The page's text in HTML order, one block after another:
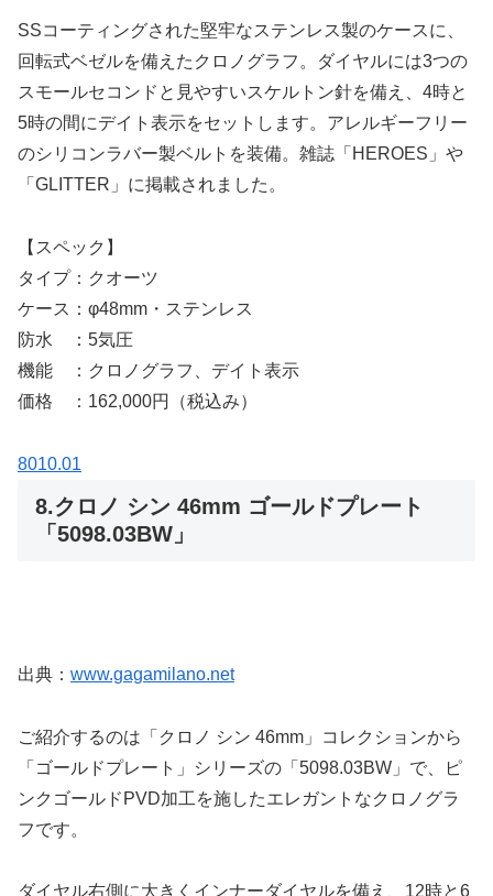
SSコーティングされた堅牢なステンレス製のケースに、
回転式ベゼルを備えたクロノグラフ。ダイヤルには3つの
スモールセコンドと見やすいスケルトン針を備え、4時と
5時の間にデイト表示をセットします。アレルギーフリー
のシリコンラバー製ベルトを装備。雑誌「HEROES」や
「GLITTER」に掲載されました。
【スペック】
タイプ：クオーツ
ケース：φ48mm・ステンレス
防水 ：5気圧
機能 ：クロノグラフ、デイト表示
価格 ：162,000円（税込み）
8010.01
8.クロノ シン 46mm ゴールドプレート
「5098.03BW」
出典： www.gagamilano.net
ご紹介するのは「クロノ シン 46mm」コレクションから
「ゴールドプレート」シリーズの「5098.03BW」で、ピ
ンクゴールドPVD加工を施したエレガントなクロノグラ
フです。
ダイヤル右側に大きくインナーダイヤルを備え、12時と6